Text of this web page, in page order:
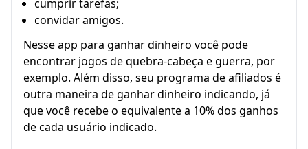
cumprir tarefas;
convidar amigos.
Nesse app para ganhar dinheiro você pode
encontrar jogos de quebra-cabeça e guerra, por
exemplo. Além disso, seu programa de afiliados é
outra maneira de ganhar dinheiro indicando, já
que você recebe o equivalente a 10% dos ganhos
de cada usuário indicado.